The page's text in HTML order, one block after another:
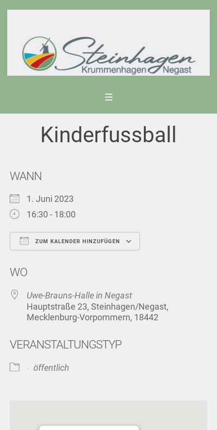
Kinderfussball
WANN
1. Juni 2023
16:30 - 18:00
ZUM KALENDER HINZUFÜGEN
WO
Uwe-Brauns-Halle in Negast
Hauptstraße 23, Steinhagen/Negast,
Mecklenburg-Vorpommern, 18442
VERANSTALTUNGSTYP
öffentlich